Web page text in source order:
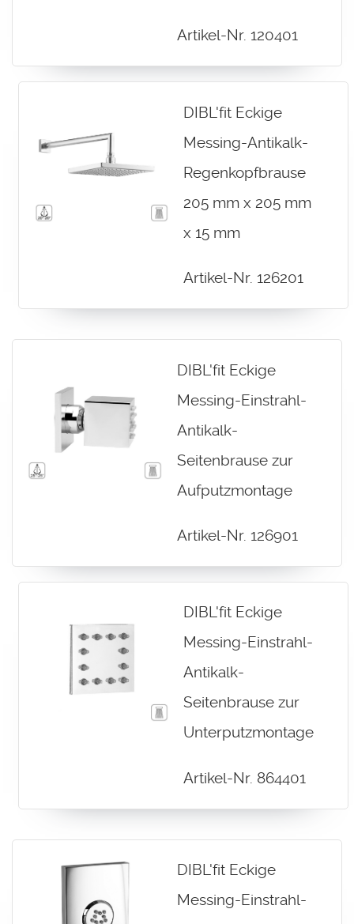
Artikel-Nr. 120401
DIBL'fit Eckige
Messing-Antikalk-
Regenkopfbrause
205 mm x 205 mm
x 15 mm
Artikel-Nr. 126201
DIBL'fit Eckige
Messing-Einstrahl-
Antikalk-
Seitenbrause zur
Aufputzmontage
Artikel-Nr. 126901
DIBL'fit Eckige
Messing-Einstrahl-
Antikalk-
Seitenbrause zur
Unterputzmontage
Artikel-Nr. 864401
DIBL'fit Eckige
Messing-Einstrahl-